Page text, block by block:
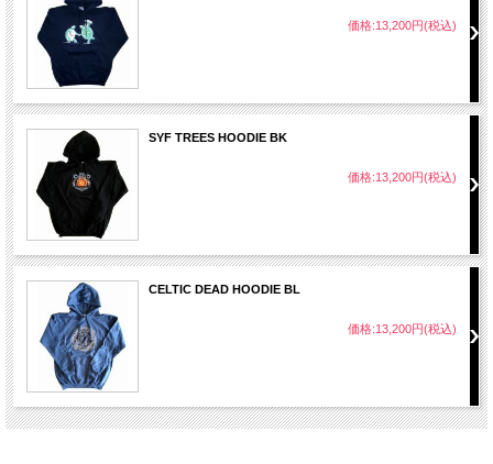
価格:13,200円(税込)
SYF TREES HOODIE BK
価格:13,200円(税込)
CELTIC DEAD HOODIE BL
価格:13,200円(税込)